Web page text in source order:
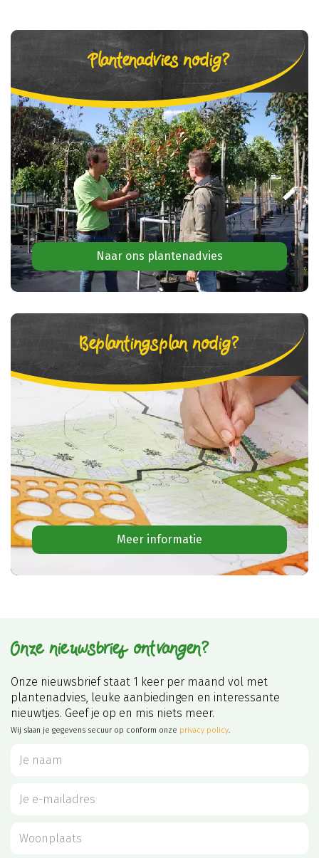
Plantenadvies nodig?
Naar ons plantenadvies
Beplantingsplan nodig?
Meer informatie
Onze nieuwsbrief ontvangen?
Onze nieuwsbrief staat 1 keer per maand vol met
plantenadvies, leuke aanbiedingen en interessante
nieuwtjes. Geef je op en mis niets meer.
Wij slaan je gegevens secuur op conform onze privacy policy.